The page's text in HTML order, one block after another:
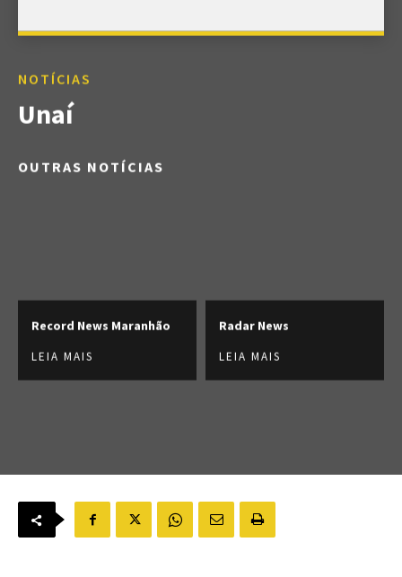
NOTÍCIAS
Unaí
OUTRAS NOTÍCIAS
Record News Maranhão
LEIA MAIS
Radar News
LEIA MAIS